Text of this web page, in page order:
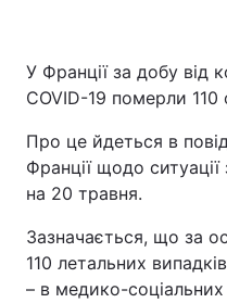
Україна
Спорт
У Франції за добу від
COVID-19 померли 110
Про це йдеться в
Франції щодо
на 20 травня.
Зазначається, що за
110 летальних
– в медико-